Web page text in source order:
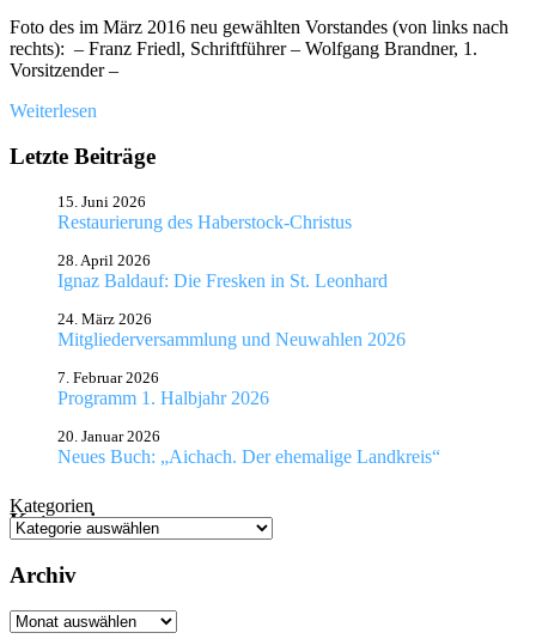
Foto des im März 2016 neu gewählten Vorstandes (von links nach
rechts): – Franz Friedl, Schriftführer – Wolfgang Brandner, 1.
Vorsitzender –
Weiterlesen
Letzte Beiträge
Restaurierung des Haberstock-Christus
15. Juni 2026
Ignaz Baldauf: Die Fresken in St. Leonhard
28. April 2026
Mitgliederversammlung und Neuwahlen 2026
24. März 2026
Programm 1. Halbjahr 2026
7. Februar 2026
Neues Buch: „Aichach. Der ehemalige Landkreis“
20. Januar 2026
Kategorien
Kategorien
Archiv
Archiv